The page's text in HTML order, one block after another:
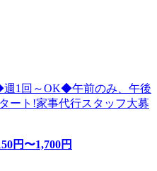
1回～OK◆午前のみ、午後
ート!家事代行スタッフ大募
円〜1,700円